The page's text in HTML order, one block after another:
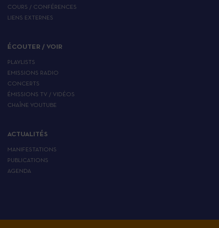
COURS / CONFÉRENCES
LIENS EXTERNES
ÉCOUTER / VOIR
PLAYLISTS
EMISSIONS RADIO
CONCERTS
ÉMISSIONS TV / VIDÉOS
CHAÎNE YOUTUBE
ACTUALITÉS
MANIFESTATIONS
PUBLICATIONS
AGENDA